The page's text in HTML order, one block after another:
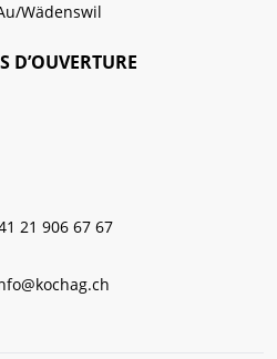
Wädenswil
D’OUVERTURE
21 906 67 67